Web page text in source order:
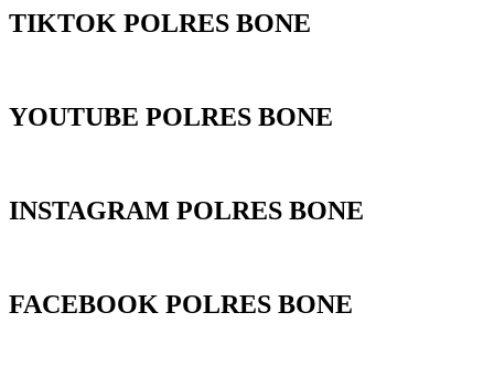
TIKTOK POLRES BONE
YOUTUBE POLRES BONE
INSTAGRAM POLRES BONE
FACEBOOK POLRES BONE